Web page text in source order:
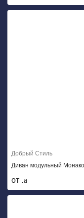
Добрый Стиль
Диван модульный Монако
от .